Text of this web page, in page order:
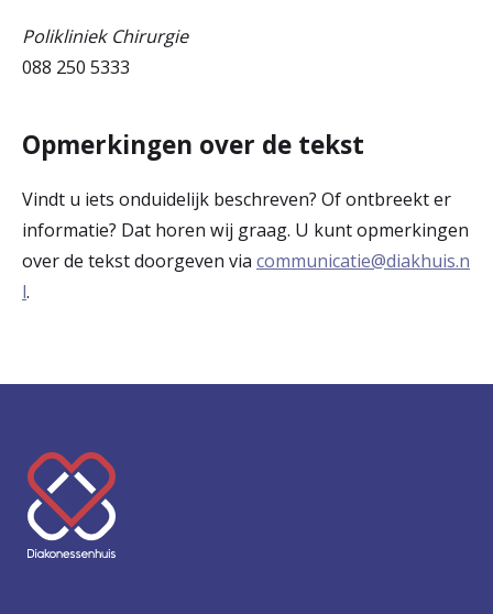
Polikliniek Chirurgie
088 250 5333
Opmerkingen over de tekst
Vindt u iets onduidelijk beschreven? Of ontbreekt er
informatie? Dat horen wij graag. U kunt opmerkingen
over de tekst doorgeven via communicatie@diakhuis.n
l.
K
e
e